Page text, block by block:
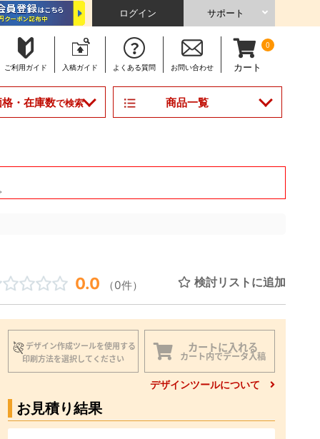
ログイン サポート
ご利用ガイド 入稿ガイド よくある質問 お問い合わせ
0
カート
・在庫数で検索 商品一覧
0.0 （0件） 検討リストに追加
デザイン作成ツールを使用する
印刷方法を選択してください
カートに入れる
カート内でデータ入稿
デザインツールについて
お見積り結果